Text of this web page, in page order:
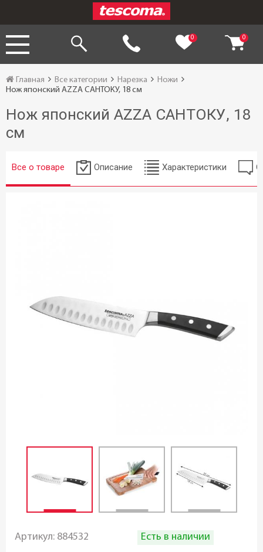
0 0
Главная Все категории Нарезка
Ножи
Нож японский AZZA САНТОКУ, 18 см
Нож японский AZZA САНТОКУ, 18
см
Все о товаре Описание Характеристики
Артикул: 884532 Есть в наличии